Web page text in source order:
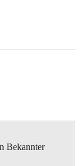
Bekannter